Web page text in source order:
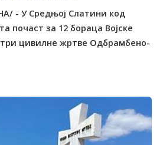
- У Средњој Слатини код
почаст за 12 бораца Војске
три цивилне жртве Одбрамбено-